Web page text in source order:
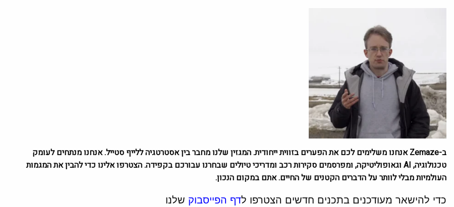
ב-Zemaze אנחנו משלימים לכם את הפערים בזווית ייחודית. המגזין שלנו מחבר בין אסטרטגיה ללייף סטייל. אנחנו מנתחים לעומק
טכנולוגיה, AI וגאופוליטיקה, ומפרסמים סקירות רכב ומדריכי טיולים שבחרנו עבורכם בקפידה. הצטרפו אלינו כדי להבין את המגמות
העולמיות מבלי לוותר על הדברים הקטנים של החיים. אתם במקום הנכון.
כדי להישאר מעודכנים בתכנים חדשים הצטרפו לדף הפייסבוק שלנו